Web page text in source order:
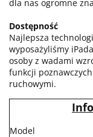
dla nas ogromne
Dostępność
Najlepsza
wyposażyliśmy
osoby z wadami
funkcji
ruchowymi.
Model